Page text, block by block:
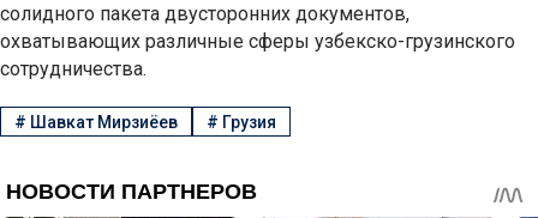
солидного пакета двусторонних документов,
охватывающих различные сферы узбекско-грузинского
сотрудничества.
# Шавкат Мирзиёев # Грузия